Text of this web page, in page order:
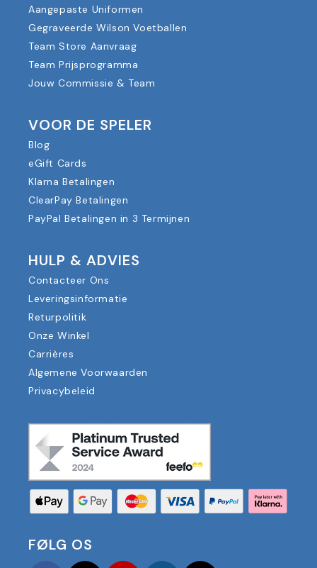
Aangepaste Uniformen
Gegraveerde Wilson Voetballen
Team Store Aanvraag
Team Prijsprogramma
Jouw Commissie & Team
VOOR DE SPELER
Blog
eGift Cards
Klarna Betalingen
ClearPay Betalingen
PayPal Betalingen in 3 Termijnen
HULP & ADVIES
Contacteer Ons
Leveringsinformatie
Returpolitik
Onze Winkel
Carrières
Algemene Voorwaarden
Privacybeleid
FØLG OS